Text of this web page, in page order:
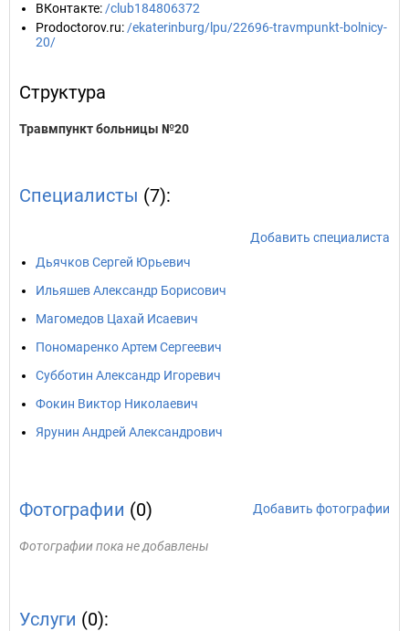
ВКонтакте: /club184806372
Prodoctorov.ru: /ekaterinburg/lpu/22696-travmpunkt-bolnicy-
20/
Структура
Травмпункт больницы №20
Специалисты (7):
Добавить специалиста
Дьячков Сергей Юрьевич
Ильяшев Александр Борисович
Магомедов Цахай Исаевич
Пономаренко Артем Сергеевич
Субботин Александр Игоревич
Фокин Виктор Николаевич
Ярунин Андрей Александрович
Фотографии (0) Добавить фотографии
Фотографии пока не добавлены
Услуги (0):